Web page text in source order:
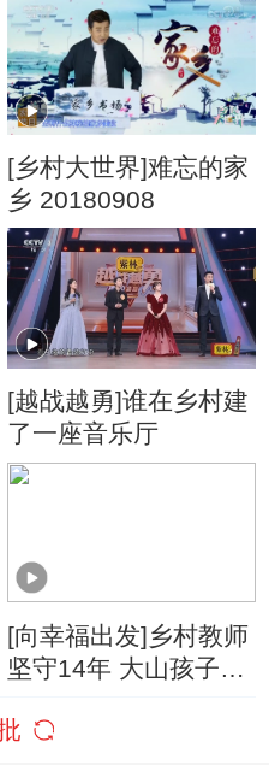
[乡村大世界]难忘的家
乡 20180908
[越战越勇]谁在乡村建
了一座音乐厅
[向幸福出发]乡村教师
坚守14年 大山孩子圆